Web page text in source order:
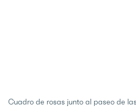
Cuadro de rosas junto al paseo de